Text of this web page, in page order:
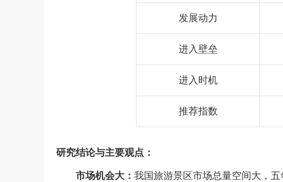
发展动力
进入壁垒
进入时机
推荐指数
研究结论与主要观点：
市场机会大： 我国旅游景区市场总量空间大，